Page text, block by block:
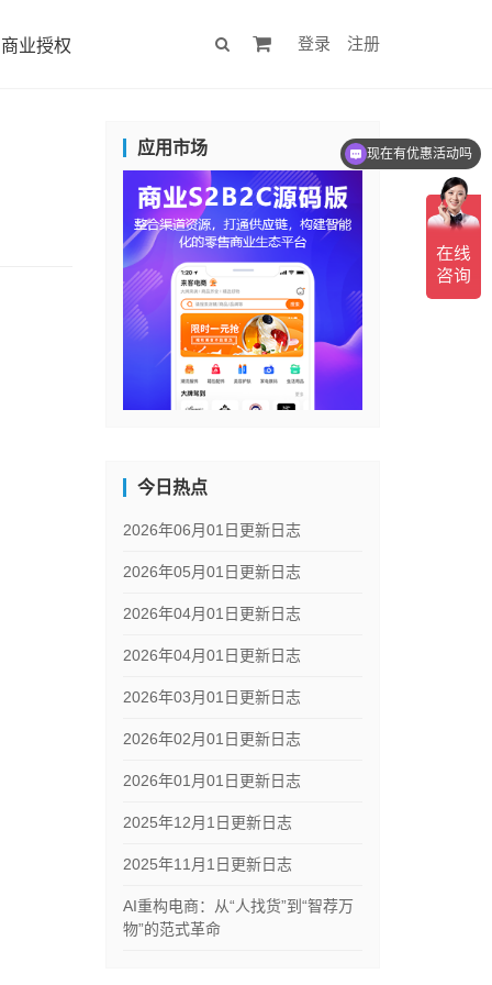
商业授权 登录 注册
应用市场
今日热点
2026年06月01日更新日志
2026年05月01日更新日志
2026年04月01日更新日志
2026年04月01日更新日志
2026年03月01日更新日志
2026年02月01日更新日志
2026年01月01日更新日志
2025年12月1日更新日志
2025年11月1日更新日志
AI重构电商：从“人找货”到“智荐万
物”的范式革命
现在有优惠活动吗